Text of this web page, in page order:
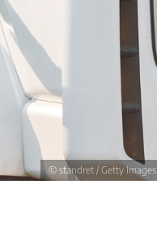
© standret / Getty Images